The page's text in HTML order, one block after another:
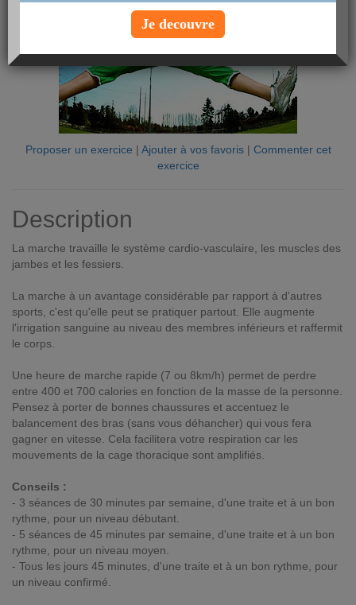
Proposer un exercice | Ajouter à vos favoris| Commenter cet
exercice
Description
La marche travaille le système cardio-vasculaire, les muscles des
jambes et les fessiers.
La marche à un avantage considérable par rapport à d'autres
sports, c'est qu'elle peut se pratiquer partout. Elle augmente
l'irrigation sanguine au niveau des membres inférieurs et raffermit
le corps.
Une heure de marche rapide (7 ou 8km/h) permet de perdre
entre 400 et 700 calories en fonction de la masse de la personne.
Pensez à porter de bonnes chaussures et accentuez le
balancement des bras (sans vous déhancher) qui vous fera
gagner en vitesse. Cela facilitera votre respiration car les
mouvements de la cage thoracique sont amplifiés.
Conseils :
- 3 séances de 30 minutes par semaine, d'une traite et à un bon
rythme, pour un niveau débutant.
- 5 séances de 45 minutes par semaine, d'une traite et à un bon
rythme, pour un niveau moyen.
- Tous les jours 45 minutes, d'une traite et à un bon rythme, pour
un niveau confirmé.
Je decouvre